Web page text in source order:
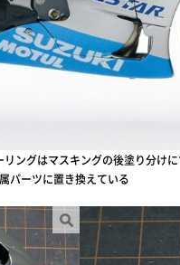
ングはマスキングの後塗り分け
パーツに置き換えている